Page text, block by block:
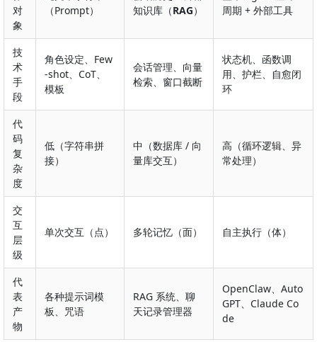
对
象
（Prompt）
知识库（RAG）
周期 + 外部工具
技
术
手
段
角色设定、Few
-shot、CoT、
模板
会话管理、向量
检索、窗口截断
状态机、函数调
用、护栏、自愈闭
环
代
码
复
杂
度
低（字符串拼
接）
中（数据库 / 向
量库交互）
高（循环逻辑、异
常处理）
交
互
层
级
单次交互（点） 多轮记忆（面） 自主执行（体）
代
表
产
物
各种提示词模
板、咒语
RAG 系统、聊
天记录管理器
OpenClaw、Auto
GPT、Claude Co
de